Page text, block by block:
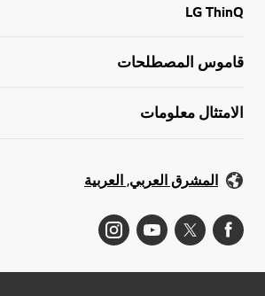
LG ThinQ
قاموس المصطلحات
الامتثال معلومات
المشرق العربي, العربية